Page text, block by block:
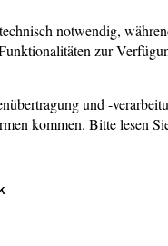
auch
der
notwendig,
zur
und -
kommen. Bitte lesen